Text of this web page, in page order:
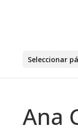
Seleccionar
Ana